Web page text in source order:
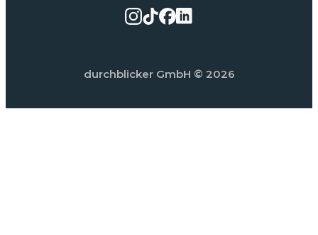
durchblicker GmbH © 2026